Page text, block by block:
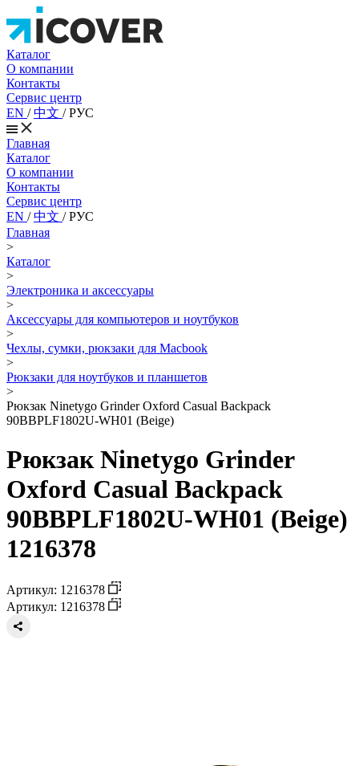
Каталог
О компании
Контакты
Сервис центр
EN /中文 /РУС
Главная
Каталог
О компании
Контакты
Сервис центр
EN /中文 /РУС
Главная
>
Каталог
>
Электроника и аксессуары
>
Аксессуары для компьютеров и ноутбуков
>
Чехлы, сумки, рюкзаки для Macbook
>
Рюкзаки для ноутбуков и планшетов
>
Рюкзак Ninetygo Grinder Oxford Casual Backpack
90BBPLF1802U-WH01 (Beige)
Рюкзак Ninetygo Grinder
Oxford Casual Backpack
90BBPLF1802U-WH01 (Beige)
1216378
Артикул: 1216378
Артикул: 1216378